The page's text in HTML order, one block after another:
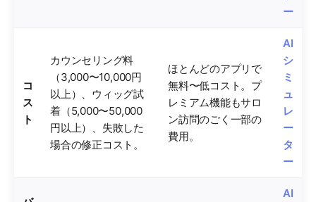
ー
コ
ス
ト
カウンセリング料
（3,000〜10,000円
以上）、ウィッグ試
着（5,000〜50,000
円以上）、失敗した
場合の修正コスト。
ほとんどのアプリで
無料〜低コスト。プ
レミアム機能もサロ
ン訪問のごく一部の
費用。
AI
シ
ミ
ュ
レ
ー
タ
ー
AI